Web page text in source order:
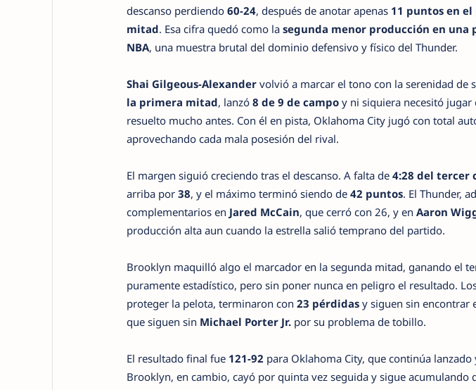
descanso perdiendo 60-24, después de anotar apenas 11 puntos en
mitad. Esa cifra quedó como la segunda menor producción en
NBA, una muestra brutal del dominio defensivo y físico del Thunder.
Shai Gilgeous-Alexandervolvió a marcar el tono con la serenidad de
la primera mitad, lanzó 8 de 9 de campoy ni siquiera necesitó jugar
resuelto mucho antes. Con él en pista, Oklahoma City jugó con total
aprovechando cada mala posesión del rival.
El margen siguió creciendo tras el descanso. A falta de 4:28 del tercer
arriba por 38, y el máximo terminó siendo de 42 puntos. El Thunder,
complementarios en Jared McCain, que cerró con 26, y en Aaron
producción alta aun cuando la estrella salió temprano del partido.
Brooklyn maquilló algo el marcador en la segunda mitad, ganando el
puramente estadístico, pero sin poner nunca en peligro el resultado.
proteger la pelota, terminaron con 23 pérdidasy siguen sin encontrar
que siguen sin Michael Porter Jr.por su problema de tobillo.
El resultado final fue 121-92 para Oklahoma City, que continúa lanzado
Brooklyn, en cambio, cayó por quinta vez seguida y sigue acumulando